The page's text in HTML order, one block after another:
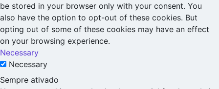
be stored in your browser only with your consent. You
also have the option to opt-out of these cookies. But
opting out of some of these cookies may have an effect
on your browsing experience.
Necessary
Necessary
Sempre ativado